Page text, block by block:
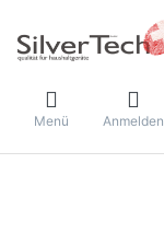
Menü Anmelden